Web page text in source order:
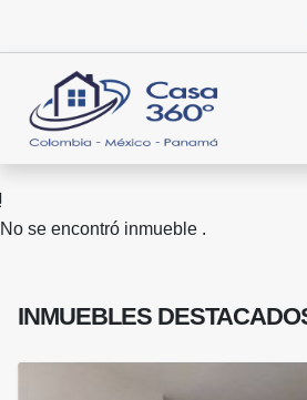
No se encontró inmueble .
INMUEBLES